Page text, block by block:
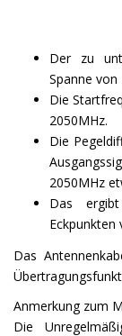
Der zu
Spanne von
Die
2050MHz.
Die
2050MHz
Das
Eckpunkten
Das
Anmerkung zum
Die